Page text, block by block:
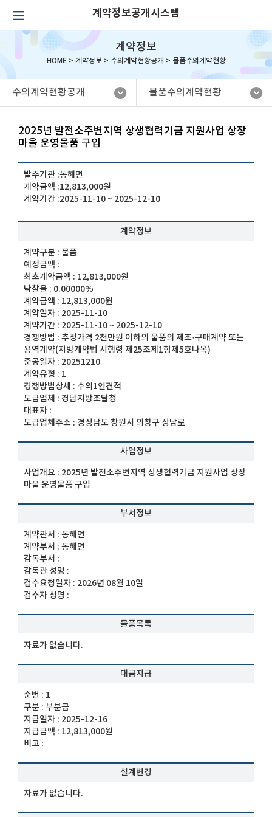
계약정보공개시스템
계약정보
HOME > 계약정보> 수의계약현황공개 > 물품수의계약현황
수의계약현황공개 물품수의계약현황
2025년 발전소주변지역 상생협력기금 지원사업 상장
마을 운영물품 구입
발주기관 :동해면
계약금액 :12,813,000원
계약기간 :2025-11-10 ~ 2025-12-10
계약정보
계약구분 :물품
예정금액 :
최초계약금액 : 12,813,000원
낙찰율 : 0.00000%
계약금액 : 12,813,000원
계약일자 : 2025-11-10
계약기간 : 2025-11-10 ~ 2025-12-10
경쟁방법 :추정가격 2천만원 이하의 물품의 제조·구매계약 또는
용역계약(지방계약법 시행령 제25조제1항제5호나목)
준공일자 : 20251210
계약유형 : 1
경쟁방법상세 :수의1인견적
도급업체 :경남지방조달청
대표자 :
도급업체주소 :경상남도 창원시 의창구 상남로
사업정보
사업개요 : 2025년 발전소주변지역 상생협력기금 지원사업 상장
마을 운영물품 구입
부서정보
계약관서 :동해면
계약부서 :동해면
감독부서 :
감독관 성명 :
검수요청일자 : 2026년 08월 10일
검수자 성명 :
물품목록
자료가 없습니다.
대금지급
순번 : 1
구분 :부분금
지급일자 : 2025-12-16
지급금액 : 12,813,000원
비고 :
설계변경
자료가 없습니다.